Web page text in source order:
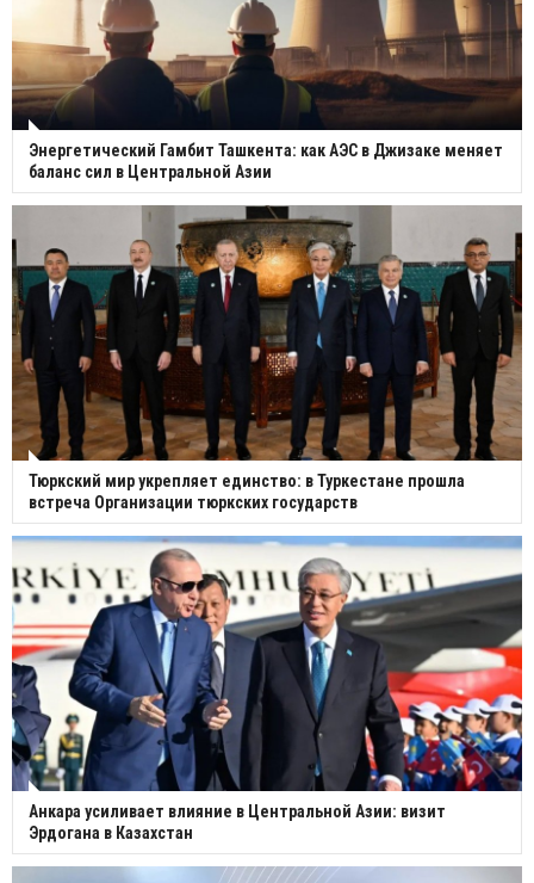
Энергетический Гамбит Ташкента: как АЭС в Джизаке меняет
баланс сил в Центральной Азии
Тюркский мир укрепляет единство: в Туркестане прошла
встреча Организации тюркских государств
Анкара усиливает влияние в Центральной Азии: визит
Эрдогана в Казахстан